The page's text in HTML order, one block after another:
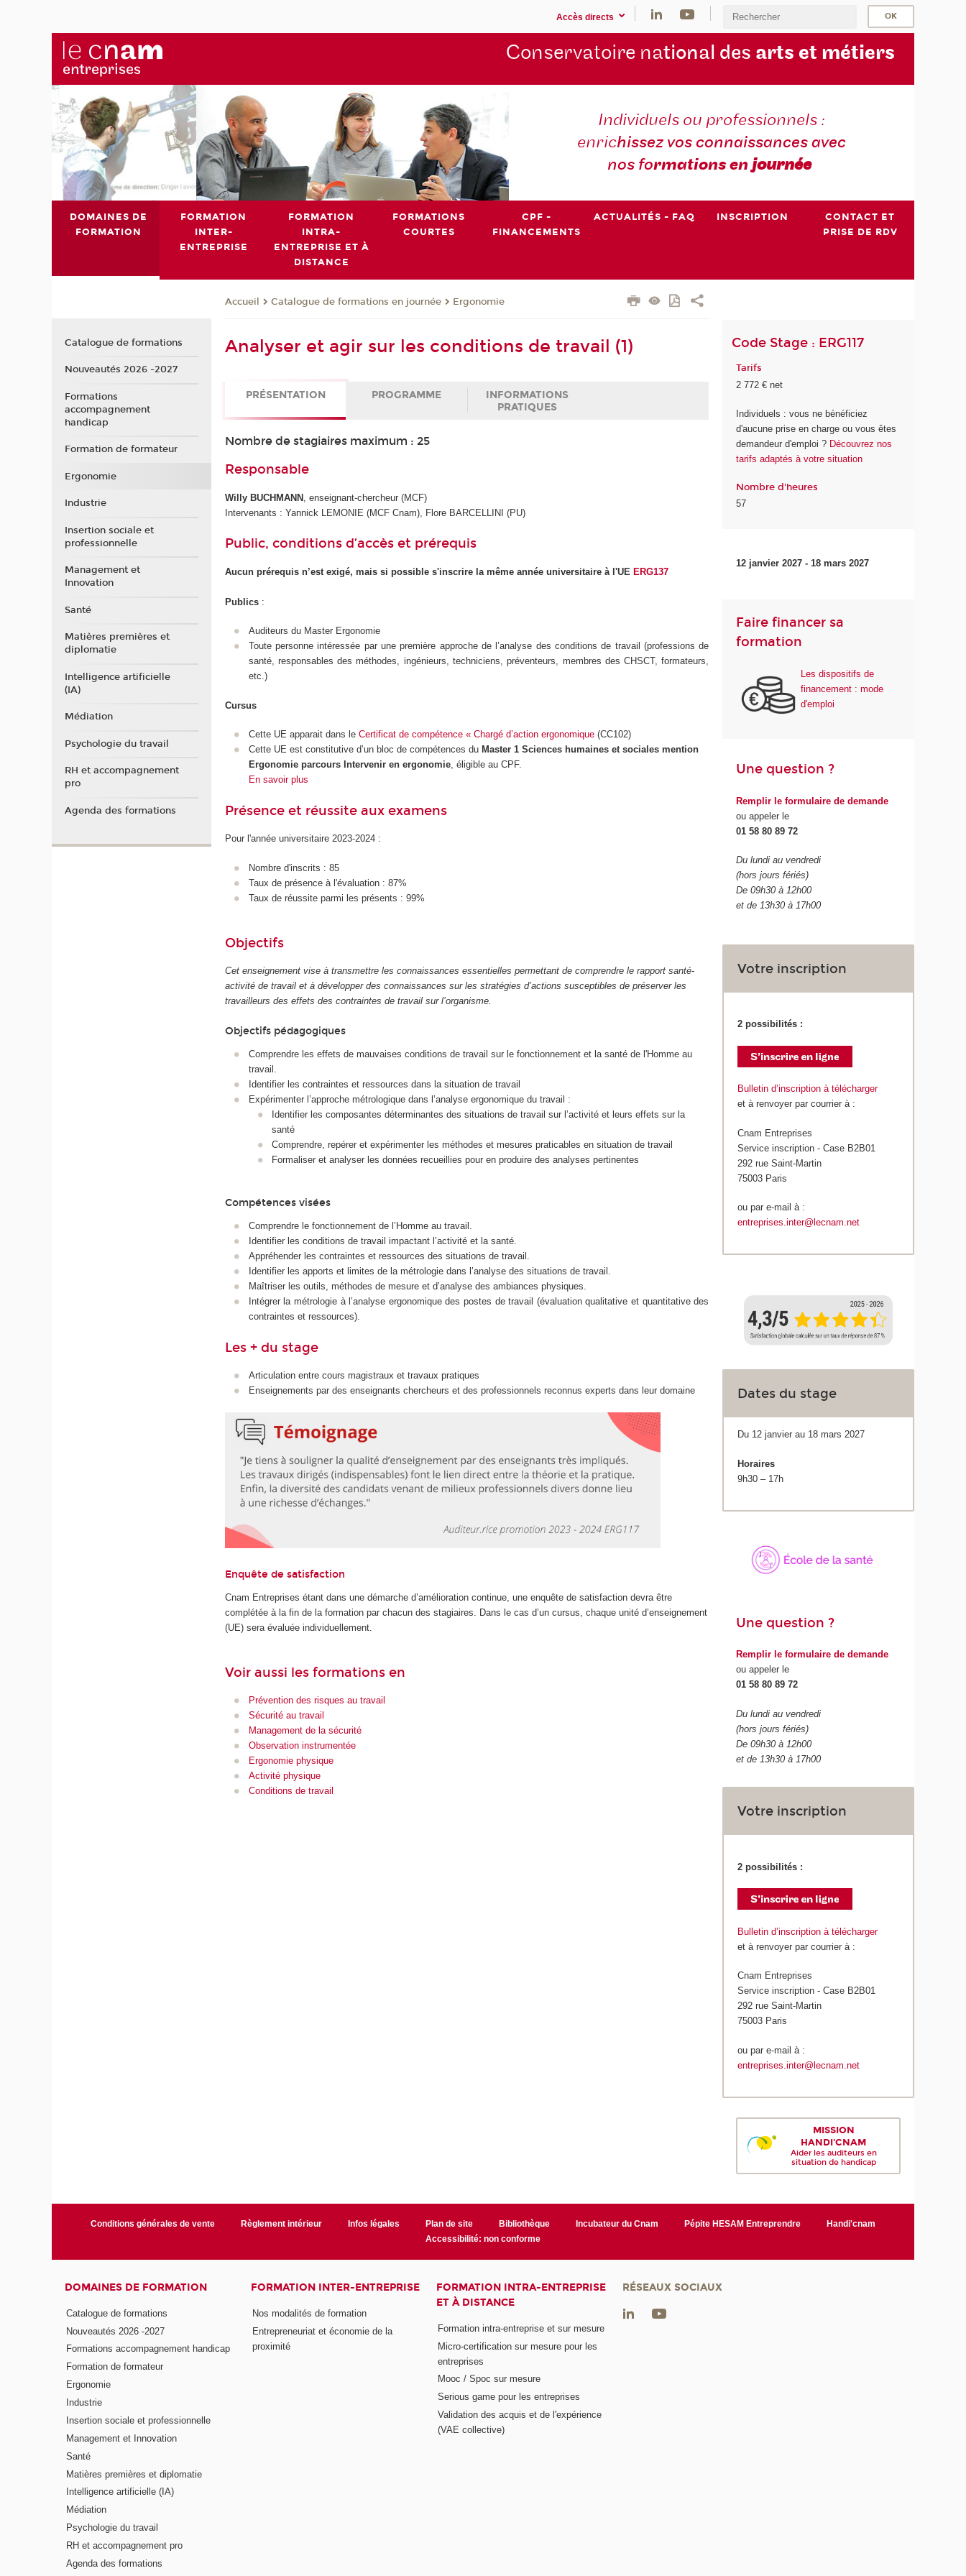
Accès directs
Conservatoire national des arts et métiers
Individuels ou professionnels :
enrichissez vos connaissances avec
nos formations enjournée
DOMAINES DE
FORMATION
FORMATION
INTER-
ENTREPRISE
FORMATION
INTRA-
ENTREPRISE ET À
DISTANCE
FORMATIONS
COURTES
CPF -
FINANCEMENTS
ACTUALITÉS - FAQ INSCRIPTION
CONTACT ET
PRISE DE RDV
Accueil Catalogue de formations en journée Ergonomie
Analyser et agir sur les conditions de travail (1)
PRÉSENTATION PROGRAMME
INFORMATIONS
PRATIQUES
Nombre de stagiaires maximum : 25
Responsable
Willy BUCHMANN
, enseignant-chercheur (MCF)
Intervenants : Yannick LEMONIE (MCF Cnam), Flore BARCELLINI (PU)
Public, conditions d’accès et prérequis
Aucun prérequis n’est exigé, mais si possible s'inscrire la même année universitaire à l'UEERG137
Publics :
Auditeurs du Master Ergonomie
Toute personne intéressée par une première approche de l’analyse des conditions de travail (professions de
santé, responsables des méthodes, ingénieurs, techniciens, préventeurs, membres des CHSCT, formateurs,
etc.)
Cursus
Cette UE apparait dans le Certificat de compétence « Chargé d’action ergonomique(CC102)
Cette UE est constitutive d’un bloc de compétences du Master 1 Sciences humaines et sociales mention
Ergonomie parcours Intervenir en ergonomie, éligible au CPF.
En savoir plus
Présence et réussite aux examens
Pour l'année universitaire 2023-2024 :
Nombre d'inscrits : 85
Taux de présence à l'évaluation : 87%
Taux de réussite parmi les présents : 99%
Objectifs
Cet enseignement vise à transmettre les connaissances essentielles permettant de comprendre le rapport santé-
activité de travail et à développer des connaissances sur les stratégies d’actions susceptibles de préserver les
travailleurs des effets des contraintes de travail sur l’organisme.
Objectifs pédagogiques
Comprendre les effets de mauvaises conditions de travail sur le fonctionnement et la santé de l'Homme au
travail.
Identifier les contraintes et ressources dans la situation de travail
Expérimenter l’approche métrologique dans l’analyse ergonomique du travail :
Identifier les composantes déterminantes des situations de travail sur l’activité et leurs effets sur la
santé
Comprendre, repérer et expérimenter les méthodes et mesures praticables en situation de travail
Formaliser et analyser les données recueillies pour en produire des analyses pertinentes
Compétences visées
Comprendre le fonctionnement de l’Homme au travail.
Identifier les conditions de travail impactant l’activité et la santé.
Appréhender les contraintes et ressources des situations de travail.
Identifier les apports et limites de la métrologie dans l’analyse des situations de travail.
Maîtriser les outils, méthodes de mesure et d’analyse des ambiances physiques.
Intégrer la métrologie à l’analyse ergonomique des postes de travail (évaluation qualitative et quantitative des
contraintes et ressources).
Les + du stage
Articulation entre cours magistraux et travaux pratiques
Enseignements par des enseignants chercheurs et des professionnels reconnus experts dans leur domaine
Enquête de satisfaction
Cnam Entreprises étant dans une démarche d’amélioration continue, une enquête de satisfaction devra être
complétée à la fin de la formation par chacun des stagiaires. Dans le cas d’un cursus, chaque unité d’enseignement
(UE) sera évaluée individuellement.
Voir aussi les formations en
Prévention des risques au travail
Sécurité au travail
Management de la sécurité
Observation instrumentée
Ergonomie physique
Activité physique
Conditions de travail
Code Stage : ERG117
Tarifs
2 772 € net
Individuels : vous ne bénéficiez
d'aucune prise en charge ou vous êtes
demandeur d'emploi ? Découvrez nos
tarifs adaptés à votre situation
Nombre d'heures
57
12 janvier 2027 - 18 mars 2027
Faire financer sa
formation
Les dispositifs de
financement : mode
d'emploi
Une question ?
Remplir le formulaire de demande
ou appeler le
01 58 80 89 72
Du lundi au vendredi
(hors jours fériés)
De 09h30 à 12h00
et de 13h30 à 17h00
Votre inscription
2 possibilités :
Bulletin d’inscription à télécharger
et à renvoyer par courrier à :
Cnam Entreprises
Service inscription - Case B2B01
292 rue Saint-Martin
75003 Paris
ou par e-mail à :
entreprises.inter@lecnam.net
Dates du stage
Du 12 janvier au 18 mars 2027
Horaires
9h30 – 17h
Une question ?
Remplir le formulaire de demande
ou appeler le
01 58 80 89 72
Du lundi au vendredi
(hors jours fériés)
De 09h30 à 12h00
et de 13h30 à 17h00
Votre inscription
2 possibilités :
Bulletin d’inscription à télécharger
et à renvoyer par courrier à :
Cnam Entreprises
Service inscription - Case B2B01
292 rue Saint-Martin
75003 Paris
ou par e-mail à :
entreprises.inter@lecnam.net
MISSION
HANDI'CNAM
Aider les auditeurs en
situation de handicap
Catalogue de formations
Nouveautés 2026 -2027
Formations
accompagnement
handicap
Formation de formateur
Ergonomie
Industrie
Insertion sociale et
professionnelle
Management et
Innovation
Santé
Matières premières et
diplomatie
Intelligence artificielle
(IA)
Médiation
Psychologie du travail
RH et accompagnement
pro
Agenda des formations
Conditions générales de vente Règlement intérieur Infos légales Plan de site Bibliothèque Incubateur du Cnam Pépite HESAM Entreprendre
Handi'cnam
Accessibilité: non conforme
DOMAINES DE FORMATION
Catalogue de formations
Nouveautés 2026 -2027
Formations accompagnement handicap
Formation de formateur
Ergonomie
Industrie
Insertion sociale et professionnelle
Management et Innovation
Santé
Matières premières et diplomatie
Intelligence artificielle (IA)
Médiation
Psychologie du travail
RH et accompagnement pro
Agenda des formations
FORMATION INTER-ENTREPRISE
Nos modalités de formation
Entrepreneuriat et économie de la
proximité
FORMATION INTRA-ENTREPRISE
ET À DISTANCE
Formation intra-entreprise et sur mesure
Micro-certification sur mesure pour les
entreprises
Mooc / Spoc sur mesure
Serious game pour les entreprises
Validation des acquis et de l'expérience
(VAE collective)
RÉSEAUX SOCIAUX